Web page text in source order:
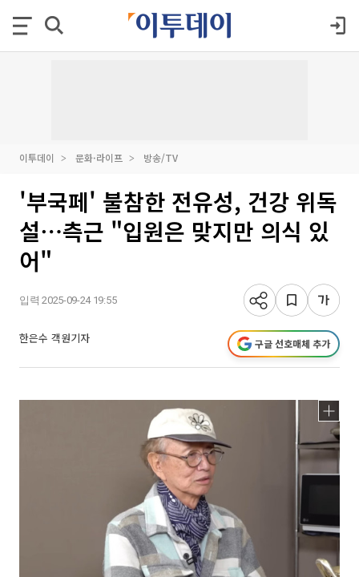
이투데이 문화·라이프 방송/TV
'부국페' 불참한 전유성, 건강 위독
설⋯측근 "입원은 맞지만 의식 있
어"
입력 2025-09-24 19:55
한은수 객원기자 구글 선호매체 추가